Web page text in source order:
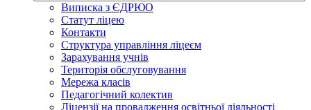
Виписка з ЄДРЮО
Статут ліцею
Контакти
Структура управління ліцеєм
Зарахування учнів
Територія обслуговування
Мережа класів
Педагогічний колектив
Ліцензії на провадження освітньої діяльності